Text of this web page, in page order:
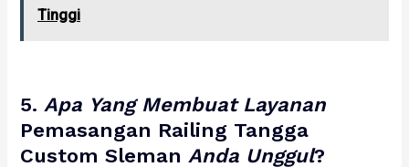
Tinggi
5.Apa Yang Membuat Layanan
Pemasangan Railing Tangga
Custom Sleman Anda Unggul?